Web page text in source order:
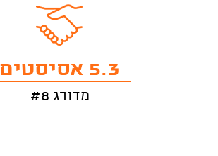
5.3 אסיסטים
מדורג #8